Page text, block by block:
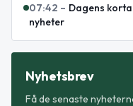
07:42 – Dagens
nyheter
Nyhetsbrev
Få de senaste